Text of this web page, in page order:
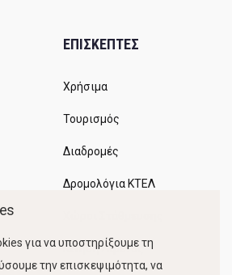
ΕΠΙΣΚΕΠΤΕΣ
Χρήσιμα
Τουρισμός
Διαδρομές
Δρομολόγια ΚΤΕΛ
Κίνηση Λιμένος
για να υποστηρίξουμε τη
την επισκεψιμότητα, να